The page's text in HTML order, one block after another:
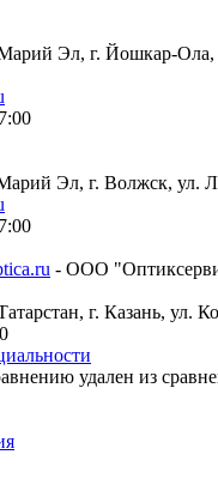
Эл, г. Йошкар-Ола,
Эл, г. Волжск, ул.
- ООО
г. Казань, ул.
удален из